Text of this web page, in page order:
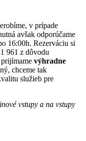
v prípade
avšak odporúčame
16:00h. Rezerváciu si
961 z dôvodu
výhradne
chceme tak
služieb pre
vstupy a na vstupy